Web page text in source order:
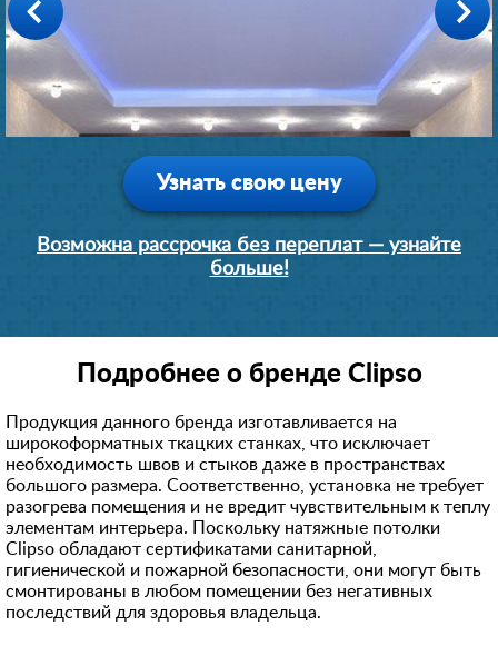
Узнать свою цену
Возможна рассрочка без переплат — узнайте
больше!
Подробнее о бренде Clipso
Продукция данного бренда изготавливается на
широкоформатных ткацких станках, что исключает
необходимость швов и стыков даже в пространствах
большого размера. Соответственно, установка не требует
разогрева помещения и не вредит чувствительным к теплу
элементам интерьера. Поскольку натяжные потолки
Clipso обладают сертификатами санитарной,
гигиенической и пожарной безопасности, они могут быть
смонтированы в любом помещении без негативных
последствий для здоровья владельца.